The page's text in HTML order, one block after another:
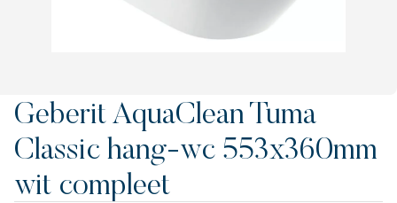
Geberit AquaClean Tuma
Classic hang-wc 553x360mm
wit compleet